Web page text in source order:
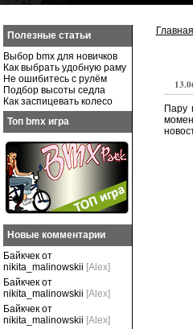
Главная
Пару
Полезные статьи
Выбор bmx для новичков
Как выбрать удобную раму
Не ошибитесь с рулём
Подбор высоты седла
Как заспицевать колесо
Топ bmx игра
Новые комментарии
Байкчек от
nikita_malinowskii [Alex]
Байкчек от
nikita_malinowskii [Alex]
Байкчек от
nikita_malinowskii [Alex]